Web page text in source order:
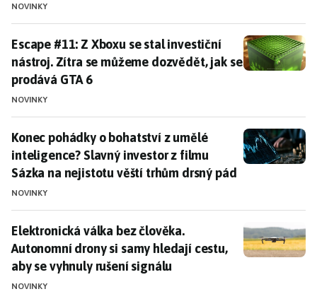
NOVINKY
Escape #11: Z Xboxu se stal investiční nástroj. Zítra
Escape #11: Z Xboxu se stal investiční
nástroj. Zítra se můžeme dozvědět, jak se
prodává GTA 6
NOVINKY
Konec pohádky o bohatství z umělé inteligence?
Konec pohádky o bohatství z umělé
inteligence? Slavný investor z filmu
Sázka na nejistotu věští trhům drsný pád
NOVINKY
Elektronická válka bez člověka. Autonomní drony si
Elektronická válka bez člověka.
Autonomní drony si samy hledají cestu,
aby se vyhnuly rušení signálu
NOVINKY